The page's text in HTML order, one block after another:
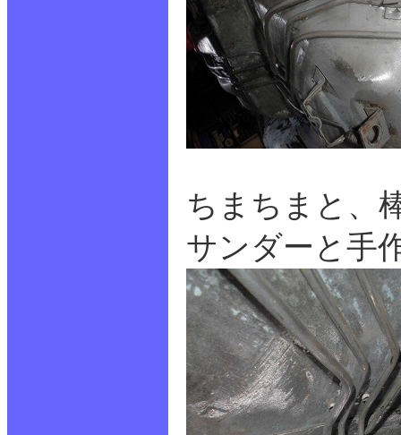
ちまちまと、
サンダーと手